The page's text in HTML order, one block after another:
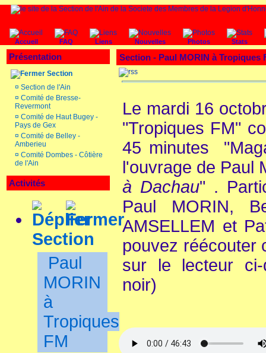
Accueil FAQ Liens Nouvelles Photos Stats
Présentation
Section
¤ Section de l'Ain
¤ Comité de Bresse-
Revermont
¤ Comité de Haut Bugey -
Pays de Gex
¤ Comité de Belley -
Amberieu
¤ Comité Dombes - Côtière
de l'Ain
Activités
Section
Paul
MORIN
à
Tropiques
FM
Section - Paul MORIN à Tropiques
Le mardi 16
"Tropiques FM"
45 minutes
l'ouvrage de Paul
à Dachau" .
Paul MORIN,
AMSELLEM et
pouvez réécouter
sur le lecteur
noir)